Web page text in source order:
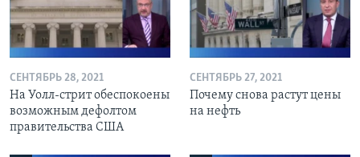
СЕНТЯБРЬ 28, 2021
На Уолл-стрит обеспокоены
возможным дефолтом
правительства США
СЕНТЯБРЬ 27, 2021
Почему снова растут цены
на нефть